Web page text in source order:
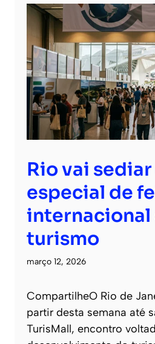
Rio vai
especial de
internacional
turismo
março 12, 2026
CompartilheO Rio de
partir desta semana até
TurisMall, encontro